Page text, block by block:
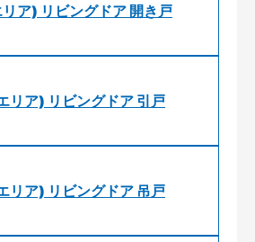
ア) リビングドア 開き戸
リア) リビングドア 引戸
リア) リビングドア 吊戸